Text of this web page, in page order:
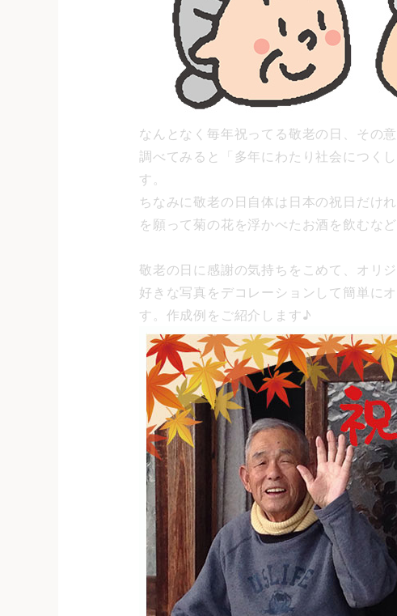
なんとなく毎年祝ってる敬老の日、その
調べてみると「多年にわたり社会につく
す。
ちなみに敬老の日自体は日本の祝日だ
を願って菊の花を浮かべたお酒を飲むな
敬老の日に感謝の気持ちをこめて、オリ
好きな写真をデコレーションして簡単に
す。作成例をご紹介します♪